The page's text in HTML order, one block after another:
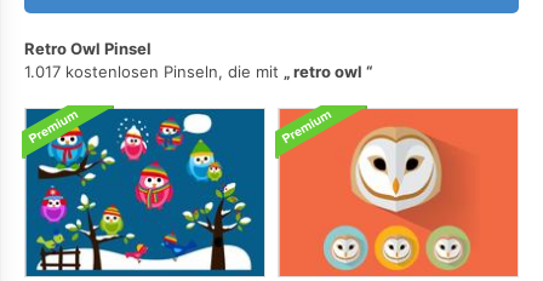
Retro Owl Pinsel
1.017 kostenlosen Pinseln, die mit
retro owl